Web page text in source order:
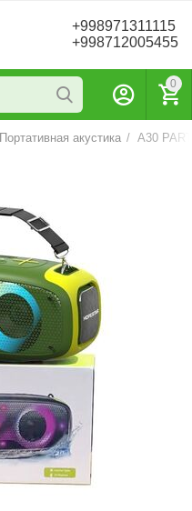
+998971311115
+998712005455
0
Портативная акустика / A30